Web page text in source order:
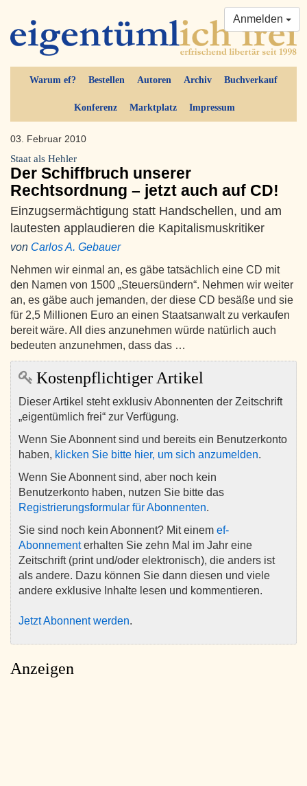
Warum ef? Bestellen Autoren Archiv Buchverkauf
Konferenz Marktplatz Impressum
Anmelden
03. Februar 2010
Staat als Hehler
Der Schiffbruch unserer
Rechtsordnung – jetzt auch auf CD!
Einzugsermächtigung statt Handschellen, und am
lautesten applaudieren die Kapitalismuskritiker
von Carlos A. Gebauer
Nehmen wir einmal an, es gäbe tatsächlich eine CD mit
den Namen von 1500 „Steuersündern“. Nehmen wir weiter
an, es gäbe auch jemanden, der diese CD besäße und sie
für 2,5 Millionen Euro an einen Staatsanwalt zu verkaufen
bereit wäre. All dies anzunehmen würde natürlich auch
bedeuten anzunehmen, dass das …
Kostenpflichtiger Artikel
Dieser Artikel steht exklusiv Abonnenten der Zeitschrift
„eigentümlich frei“ zur Verfügung.
Wenn Sie Abonnent sind und bereits ein Benutzerkonto
haben, klicken Sie bitte hier, um sich anzumelden.
Wenn Sie Abonnent sind, aber noch kein
Benutzerkonto haben, nutzen Sie bitte das
Registrierungsformular für Abonnenten.
Sie sind noch kein Abonnent? Mit einem ef-
Abonnementerhalten Sie zehn Mal im Jahr eine
Zeitschrift (print und/oder elektronisch), die anders ist
als andere. Dazu können Sie dann diesen und viele
andere exklusive Inhalte lesen und kommentieren.
Jetzt Abonnent werden.
Anzeigen